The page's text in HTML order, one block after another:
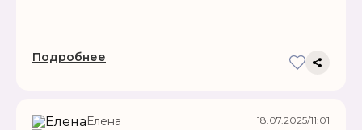
Подробнее
Елена 18.07.2025/11:01